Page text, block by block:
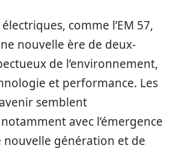
comme l’EM 57,
nouvelle ère de deux-
de l’environnement,
et performance. Les
semblent
avec l’émergence
nouvelle génération et de